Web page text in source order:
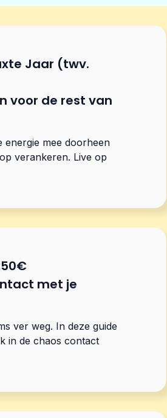
Jaar (twv.
voor de rest van
energie mee doorheen
verankeren. Live op
met je
ver weg. In deze guide
in de chaos contact